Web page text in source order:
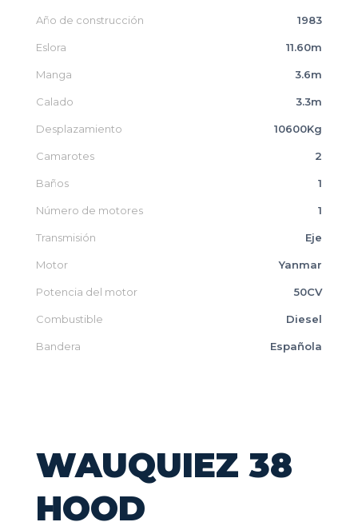
Año de construcción 1983
Eslora 11.60m
Manga 3.6m
Calado 3.3m
Desplazamiento 10600Kg
Camarotes 2
Baños 1
Número de motores 1
Transmisión Eje
Motor Yanmar
Potencia del motor 50CV
Combustible Diesel
Bandera Española
WAUQUIEZ 38
HOOD